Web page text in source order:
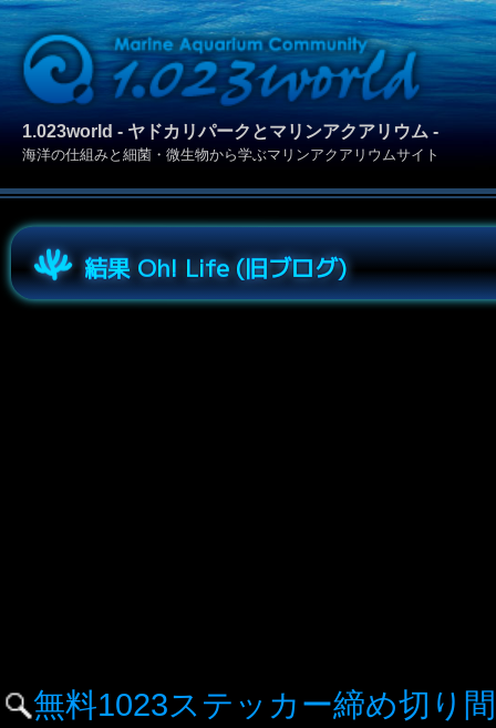
1.023world - ヤドカリパークとマリンアクアリウム -
海洋の仕組みと細菌・微生物から学ぶマリンアクアリウムサイト
結果 Oh! Life (旧ブログ)
無料1023ステッカー締め切り